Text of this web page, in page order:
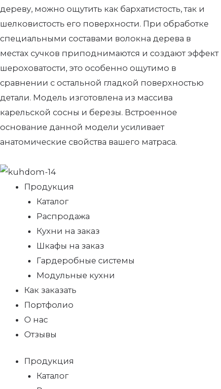
дереву, можно ощутить как бархатистость, так и
шелковистость его поверхности. При обработке
специальными составами волокна дерева в
местах сучков приподнимаются и создают эффект
шероховатости, это особенно ощутимо в
сравнении с остальной гладкой поверхностью
детали. Модель изготовлена из массива
карельской сосны и березы. Встроенное
основание данной модели усиливает
анатомические свойства вашего матраса.
Продукция
Каталог
Распродажа
Кухни на заказ
Шкафы на заказ
Гардеробные системы
Модульные кухни
Как заказать
Портфолио
О нас
Отзывы
Продукция
Каталог